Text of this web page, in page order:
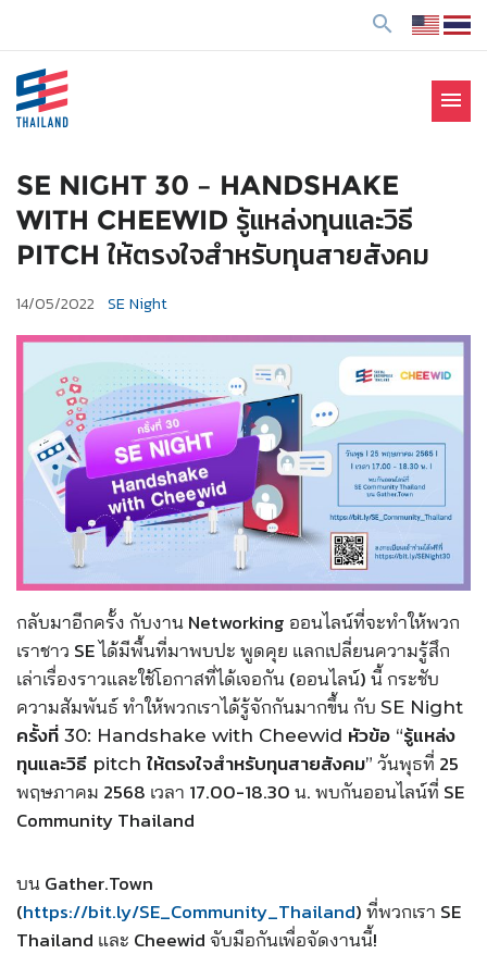
search
Enterprise: SE
menu
SE NIGHT 30 – HANDSHAKE
WITH CHEEWID รู้แหล่งทุนและวิธี
PITCH ให้ตรงใจสำหรับทุนสายสังคม
14/05/2022 SE Night
กลับมาอีกครั้ง กับงาน Networking ออนไลน์ที่จะทำให้พวก
เราชาว SE ได้มีพื้นที่มาพบปะ พูดคุย แลกเปลี่ยนความรู้สึก
เล่าเรื่องราวและใช้โอกาสที่ได้เจอกัน (ออนไลน์) นี้ กระชับ
ความสัมพันธ์ ทำให้พวกเราได้รู้จักกันมากขึ้น กับ SE Night
ครั้งที่ 30: Handshake with Cheewid หัวข้อ “รู้แหล่ง
ทุนและวิธี pitch ให้ตรงใจสำหรับทุนสายสังคม” วันพุธที่ 25
พฤษภาคม 2568 เวลา 17.00-18.30 น. พบกันออนไลน์ที่ SE
Community Thailand
บน Gather.Town
(https://bit.ly/SE_Community_Thailand) ที่พวกเรา SE
Thailand และ Cheewid จับมือกันเพื่อจัดงานนี้!